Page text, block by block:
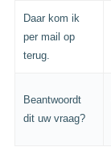
Daar kom ik
per mail op
terug.
Beantwoordt
dit uw vraag?